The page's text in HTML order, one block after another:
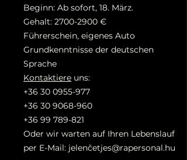
Beginn: Ab sofort, 18. März.
Gehalt: 2700-2900 €
Führerschein, eigenes Auto
Grundkenntnisse der deutschen
Sprache
Kontaktiere uns:
+36 30 0955-977
+36 30 9068-960
+36 99 789-821
Oder wir warten auf Ihren Lebenslauf
per E-Mail: jelenčetjes@rapersonal.hu